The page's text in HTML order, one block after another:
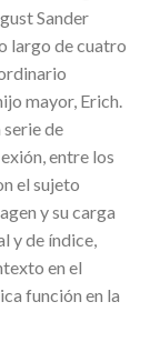
Sander
largo de cuatro
mayor, Erich.
de
entre los
el sujeto
y su carga
y de índice,
en el
función en la